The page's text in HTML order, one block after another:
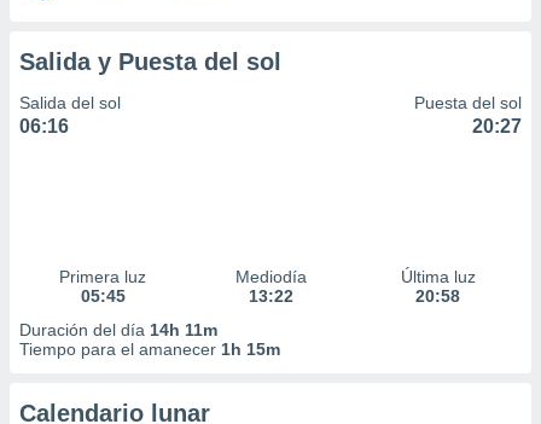
Salida y Puesta del sol
Salida del sol
06:16
Puesta del sol
20:27
Primera luz
05:45
Mediodía
13:22
Última luz
20:58
Duración del día 14h 11m
Tiempo para el amanecer 1h 15m
Calendario lunar